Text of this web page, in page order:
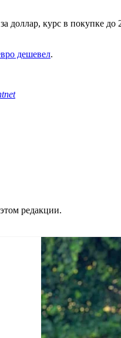
курс в покупке до
дешевел.
редакции.